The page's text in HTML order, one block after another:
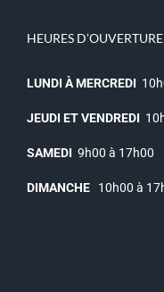
HEURES D’OUVERTURE
LUNDI À MERCREDI
JEUDI ET VENDREDI
SAMEDI 9h00 à 17h00
DIMANCHE 10h00 à